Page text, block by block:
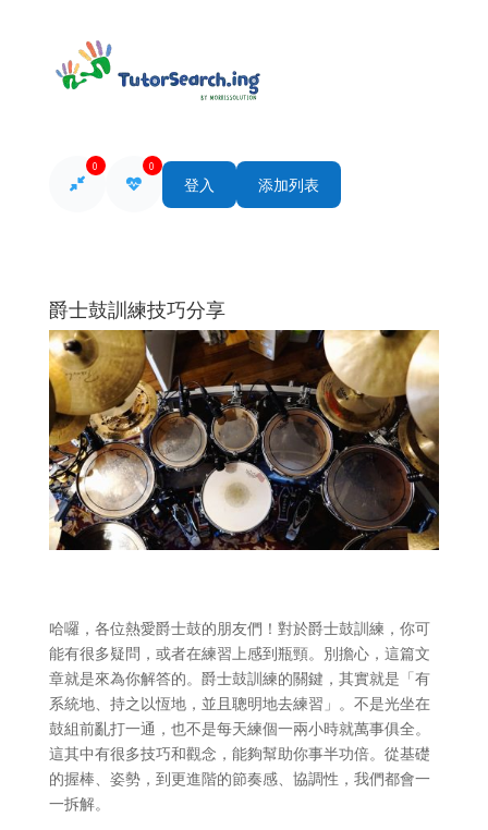
0 0
登入 添加列表
爵士鼓訓練技巧分享
哈囉，各位熱愛爵士鼓的朋友們！對於爵士鼓訓練，你可
能有很多疑問，或者在練習上感到瓶頸。別擔心，這篇文
章就是來為你解答的。爵士鼓訓練的關鍵，其實就是「有
系統地、持之以恆地，並且聰明地去練習」。不是光坐在
鼓組前亂打一通，也不是每天練個一兩小時就萬事俱全。
這其中有很多技巧和觀念，能夠幫助你事半功倍。從基礎
的握棒、姿勢，到更進階的節奏感、協調性，我們都會一
一拆解。